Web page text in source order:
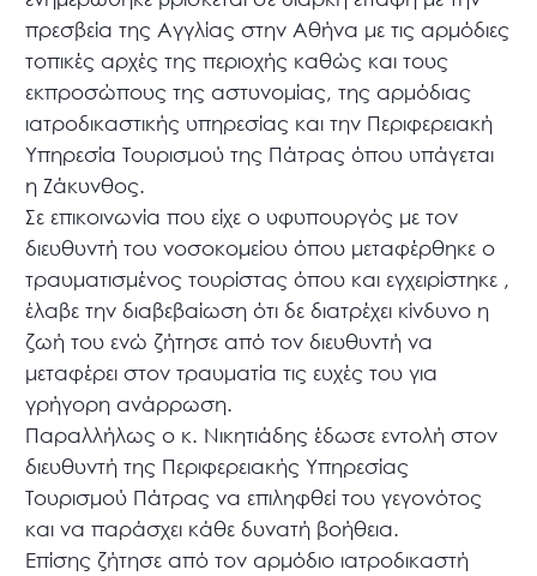
πρεσβεία της Αγγλίας στην Αθήνα με τις αρμόδιες
τοπικές αρχές της περιοχής καθώς και τους
εκπροσώπους της αστυνομίας, της αρμόδιας
ιατροδικαστικής υπηρεσίας και την Περιφερειακή
Υπηρεσία Τουρισμού της Πάτρας όπου υπάγεται
η Ζάκυνθος.
Σε επικοινωνία που είχε ο υφυπουργός με τον
διευθυντή του νοσοκομείου όπου μεταφέρθηκε ο
τραυματισμένος τουρίστας όπου και εγχειρίστηκε ,
έλαβε την διαβεβαίωση ότι δε διατρέχει κίνδυνο η
ζωή του ενώ ζήτησε από τον διευθυντή να
μεταφέρει στον τραυματία τις ευχές του για
γρήγορη ανάρρωση.
Παραλλήλως ο κ. Νικητιάδης έδωσε εντολή στον
διευθυντή της Περιφερειακής Υπηρεσίας
Τουρισμού Πάτρας να επιληφθεί του γεγονότος
και να παράσχει κάθε δυνατή βοήθεια.
Επίσης ζήτησε από τον αρμόδιο ιατροδικαστή